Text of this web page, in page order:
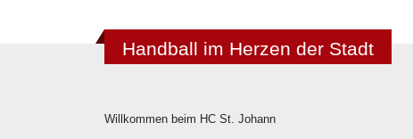
Handball im Herzen der Stadt
Willkommen beim HC St. Johann